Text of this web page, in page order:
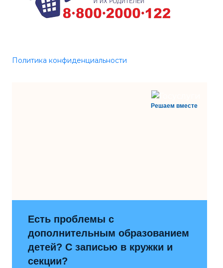
Политика конфиденциальности
Решаем вместе
Есть проблемы с
дополнительным образованием
детей? С записью в кружки и
секции?